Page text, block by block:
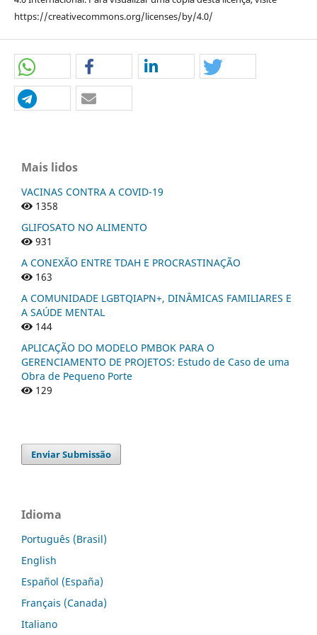
https://creativecommons.org/licenses/by/4.0/
Mais lidos
VACINAS CONTRA A COVID-19
1358
GLIFOSATO NO ALIMENTO
931
A CONEXÃO ENTRE TDAH E PROCRASTINAÇÃO
163
A COMUNIDADE LGBTQIAPN+, DINÂMICAS FAMILIARES E
A SAÚDE MENTAL
144
APLICAÇÃO DO MODELO PMBOK PARA O
GERENCIAMENTO DE PROJETOS: Estudo de Caso de uma
Obra de Pequeno Porte
129
Enviar Submissão
Idioma
Português (Brasil)
English
Español (España)
Français (Canada)
Italiano